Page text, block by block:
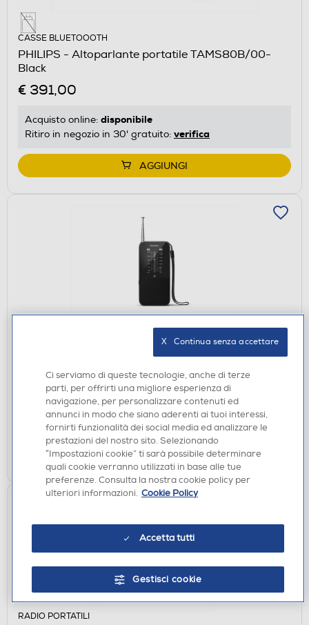
CASSE BLUETOOOTH
PHILIPS - Altoparlante portatile TAMS80B/00-
Black
€ 391,00
Acquisto online: disponibile
Ritiro in negozio in 30' gratuito: verifica
AGGIUNGI
PHILIPS - Portable FM/MW radio TAR1509/00-
€ 24,90
Acquisto online: disponibile
Ritiro in negozio in 30' gratuito:verifica
AGGIUNGI
RADIO PORTATILI
Ci serviamo di queste tecnologie, anche di terze
parti, per offrirti una migliore esperienza di
navigazione, per personalizzare contenuti ed
annunci in modo che siano aderenti ai tuoi interessi,
fornirti funzionalità dei social media ed analizzare le
prestazioni del nostro sito. Selezionando
“Impostazioni cookie” ti sarà possibile determinare
quali cookie verranno utilizzati in base alle tue
preferenze. Consulta la nostra cookie policy per
ulteriori informazioni. Cookie Policy
Accetta tutti
Gestisci cookie
X   Continua senza accettare